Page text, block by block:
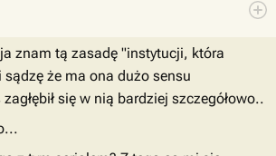
znam tą zasadę "instytucji, która
sądzę że ma ona dużo sensu
się w nią bardziej szczegółowo..